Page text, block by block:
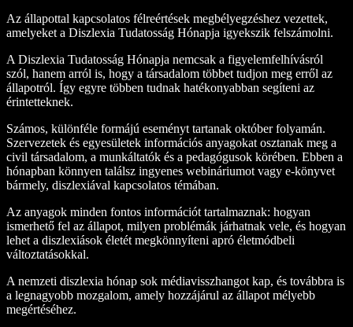
Az állapottal kapcsolatos félreértések megbélyegzéshez vezettek,
amelyeket a Diszlexia Tudatosság Hónapja igyekszik felszámolni.
A Diszlexia Tudatosság Hónapja nemcsak a figyelemfelhívásról
szól, hanem arról is, hogy a társadalom többet tudjon meg erről az
állapotról. Így egyre többen tudnak hatékonyabban segíteni az
érintetteknek.
Számos, különféle formájú eseményt tartanak október folyamán.
Szervezetek és egyesületek információs anyagokat osztanak meg a
civil társadalom, a munkáltatók és a pedagógusok körében. Ebben a
hónapban könnyen találsz ingyenes webináriumot vagy e-könyvet
bármely, diszlexiával kapcsolatos témában.
Az anyagok minden fontos információt tartalmaznak: hogyan
ismerhető fel az állapot, milyen problémák járhatnak vele, és hogyan
lehet a diszlexiások életét megkönnyíteni apró életmódbeli
változtatásokkal.
A nemzeti diszlexia hónap sok médiavisszhangot kap, és továbbra is
a legnagyobb mozgalom, amely hozzájárul az állapot mélyebb
megértéséhez.